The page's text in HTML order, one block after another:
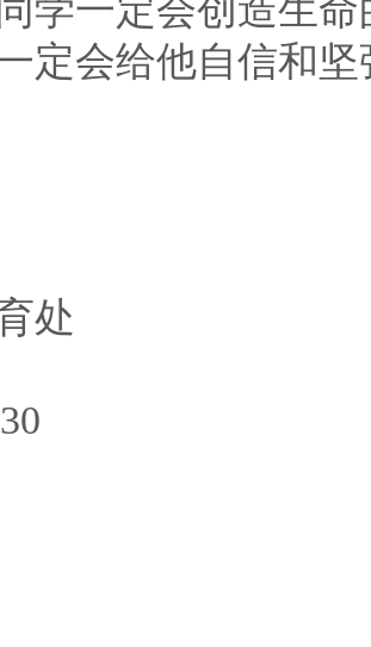
学一定会创造生
定会给他自信和坚
处